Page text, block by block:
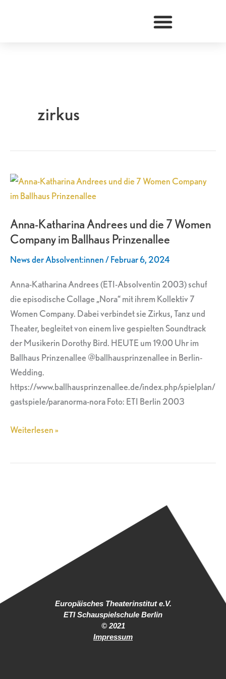
zirkus
Anna-Katharina Andrees und die 7 Women
Company im Ballhaus Prinzenallee
News der Absolvent:innen/Februar 6, 2024
Anna-Katharina Andrees (ETI-Absolventin 2003) schuf
die episodische Collage „Nora“ mit ihrem Kollektiv 7
Women Company. Dabei verbindet sie Zirkus, Tanz und
Theater, begleitet von einem live gespielten Soundtrack
der Musikerin Dorothy Bird. HEUTE um 19.00 Uhr im
Ballhaus Prinzenallee @ballhausprinzenallee in Berlin-
Wedding.
https://www.ballhausprinzenallee.de/index.php/spielplan/
gastspiele/paranorma-nora Foto: ETI Berlin 2003
Anna-
Katharina
und
die
7
Company
im
Ballhaus
Prinzenallee
Weiterlesen »
Europäisches Theaterinstitut e.V.
ETI Schauspielschule Berlin
© 2021
Impressum